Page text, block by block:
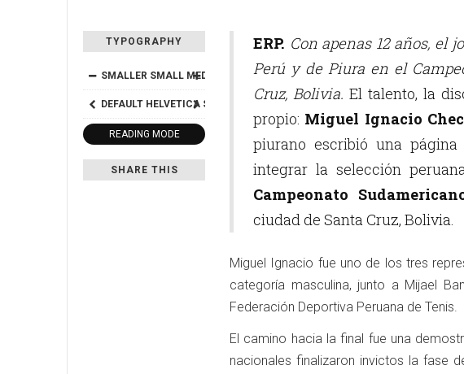
TYPOGRAPHY
SMALLER SMALL MEDIUM BIGGER
DEFAULT HELVETICA SEGOE GEORGIA TIMES
READING MODE
SHARE THIS
ERP. Con apenas 12 años, el
Perú y de Piura en el
Cruz, Bolivia. El talento, la
propio: Miguel Ignacio
piurano escribió una
integrar la selección
Campeonato
ciudad de Santa Cruz, Bolivia.
Miguel Ignacio fue uno de los tres
categoría masculina, junto a Mijael
Federación Deportiva Peruana de Tenis.
El camino hacia la final fue una
nacionales finalizaron invictos la fase